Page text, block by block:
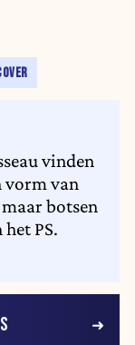
vinden
vorm van
botsen
PS.